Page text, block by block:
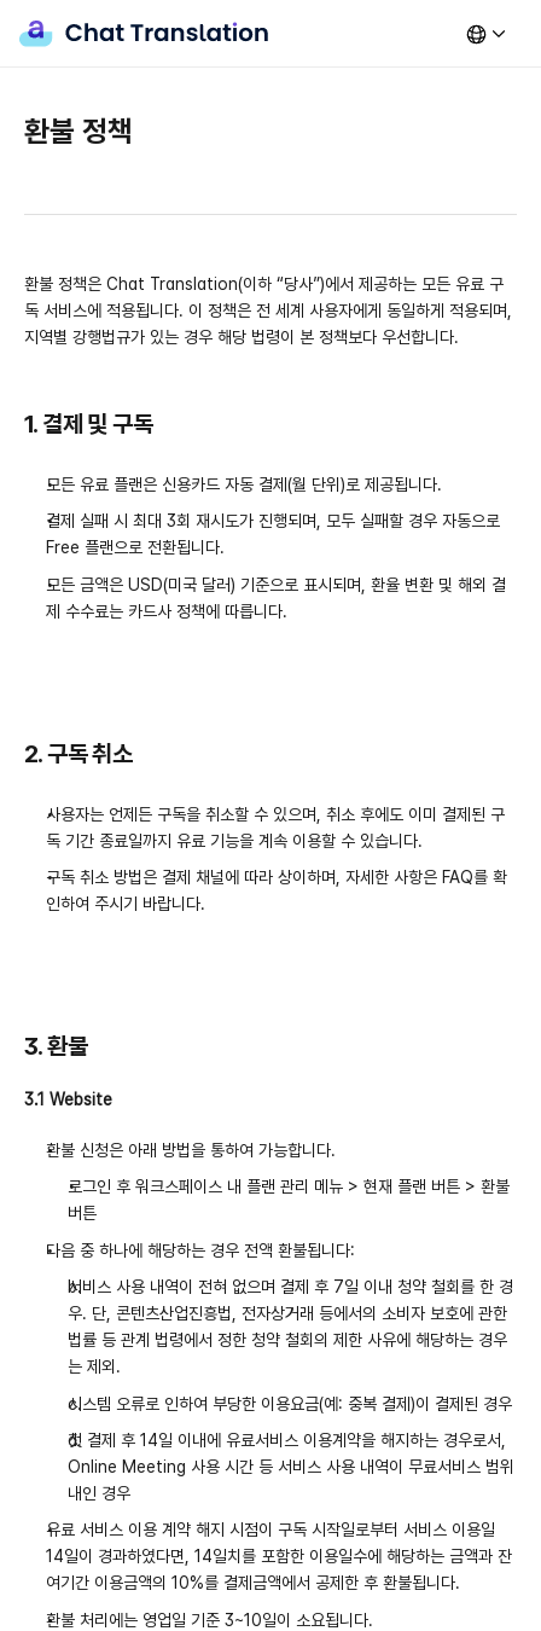
환불 정책
환불 정책은 Chat Translation(이하 “당사”)에서 제공하는 모든 유료 구
독 서비스에 적용됩니다. 이 정책은 전 세계 사용자에게 동일하게 적용되며,
지역별 강행법규가 있는 경우 해당 법령이 본 정책보다 우선합니다.
1. 결제 및 구독
모든 유료 플랜은 신용카드 자동 결제(월 단위)로 제공됩니다.
결제 실패 시 최대 3회 재시도가 진행되며, 모두 실패할 경우 자동으로
Free 플랜으로 전환됩니다.
모든 금액은 USD(미국 달러) 기준으로 표시되며, 환율 변환 및 해외 결
제 수수료는 카드사 정책에 따릅니다.
2. 구독 취소
사용자는 언제든 구독을 취소할 수 있으며, 취소 후에도 이미 결제된 구
독 기간 종료일까지 유료 기능을 계속 이용할 수 있습니다.
구독 취소 방법은 결제 채널에 따라 상이하며, 자세한 사항은 FAQ를 확
인하여 주시기 바랍니다.
3. 환불
3.1 Website
환불 신청은 아래 방법을 통하여 가능합니다.
로그인 후 워크스페이스 내 플랜 관리 메뉴 > 현재 플랜 버튼 > 환불
버튼
다음 중 하나에 해당하는 경우 전액 환불됩니다:
서비스 사용 내역이 전혀 없으며 결제 후 7일 이내 청약 철회를 한 경
우. 단, 콘텐츠산업진흥법, 전자상거래 등에서의 소비자 보호에 관한
법률 등 관계 법령에서 정한 청약 철회의 제한 사유에 해당하는 경우
는 제외.
시스템 오류로 인하여 부당한 이용요금(예: 중복 결제)이 결제된 경우
첫 결제 후 14일 이내에 유료서비스 이용계약을 해지하는 경우로서,
Online Meeting 사용 시간 등 서비스 사용 내역이 무료서비스 범위
내인 경우
유료 서비스 이용 계약 해지 시점이 구독 시작일로부터 서비스 이용일
14일이 경과하였다면, 14일치를 포함한 이용일수에 해당하는 금액과 잔
여기간 이용금액의 10%를 결제금액에서 공제한 후 환불됩니다.
환불 처리에는 영업일 기준 3~10일이 소요됩니다.